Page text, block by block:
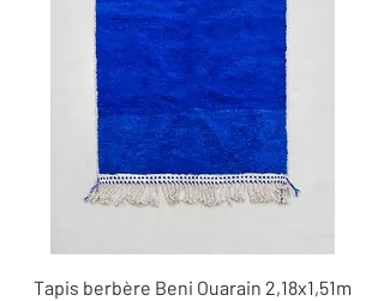
Tapis berbère Beni Ouarain 2,18x1,51m